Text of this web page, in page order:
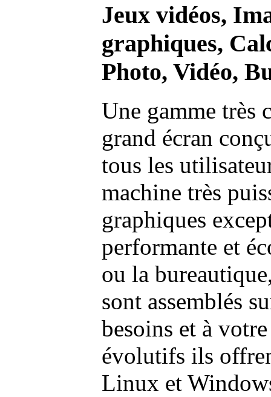
Jeux vidéos,
graphiques,
Photo, Vidéo,
Une gamme très
grand écran
tous les
machine très
graphiques
performante et
ou la
sont assemblés
besoins et à
évolutifs ils
Linux et